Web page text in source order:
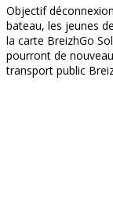
Objectif
bateau, les jeunes
la carte BreizhGo
pourront de
transport public